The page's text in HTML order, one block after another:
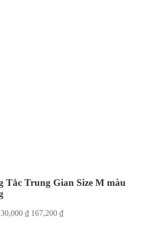
Tắc Trung Gian Size M màu
₫ 167,200 ₫